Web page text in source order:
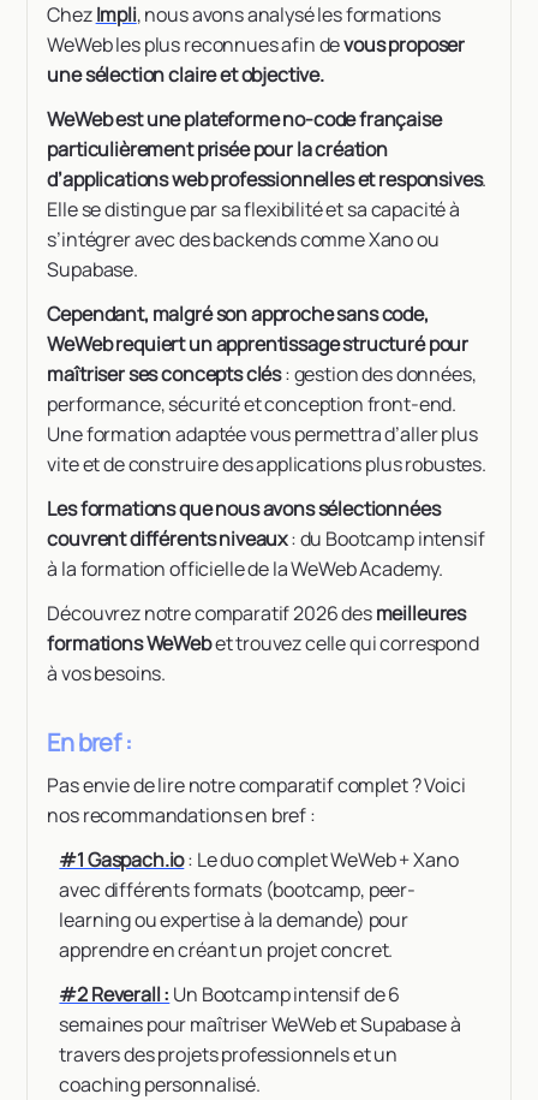
ChezImpli, nous avons analysé les formations
WeWeb les plus reconnues afin devous proposer
une sélection claire et objective.
WeWeb est une plateforme no-code française
particulièrement prisée pour la création
d’applications web professionnelles et responsives.
Elle se distingue par sa flexibilité et sa capacité à
s’intégrer avec des backends comme Xano ou
Supabase.
Cependant, malgré son approche sans code,
WeWeb requiert un apprentissage structuré pour
maîtriser ses concepts clés: gestion des données,
performance, sécurité et conception front-end.
Une formation adaptée vous permettra d’aller plus
vite et de construire des applications plus robustes.
Les formations que nous avons sélectionnées
couvrent différents niveaux: du Bootcamp intensif
à la formation officielle de la WeWeb Academy.
Découvrez notre comparatif 2026 desmeilleures
formations WeWebet trouvez celle qui correspond
à vos besoins.
En bref :
Pas envie de lire notre comparatif complet ? Voici
nos recommandations en bref :
#1 Gaspach.io: Le duo complet WeWeb + Xano
avec différents formats (bootcamp, peer-
learning ou expertise à la demande) pour
apprendre en créant un projet concret.
#2 Reverall : Un Bootcamp intensif de 6
semaines pour maîtriser WeWeb et Supabase à
travers des projets professionnels et un
coaching personnalisé.